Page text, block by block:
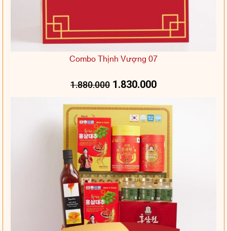
Combo Thịnh Vượng 07
1.880.000 1.830.000